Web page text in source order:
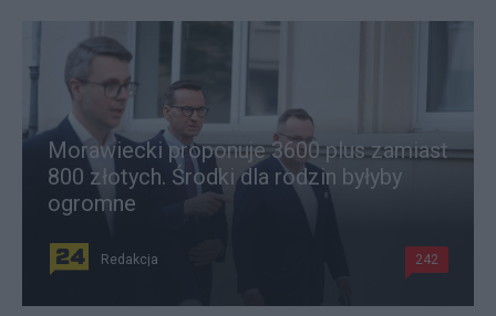
Morawiecki proponuje 3600 plus zamiast
800 złotych. Środki dla rodzin byłyby
ogromne
Redakcja 242